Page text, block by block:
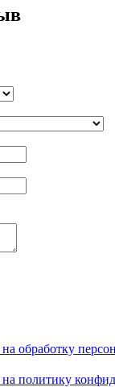
на обработку
на политику